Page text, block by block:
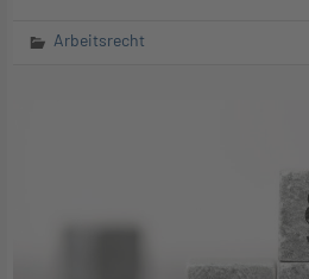
Arbeitsrecht